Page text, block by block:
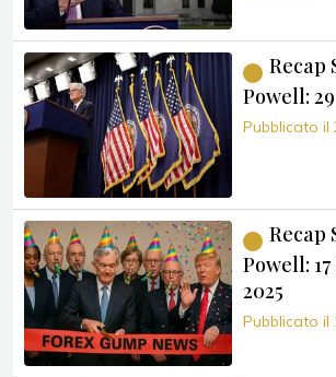
Recap
Powell:
Pubblicato il
Recap
Powell:
2025
Pubblicato il